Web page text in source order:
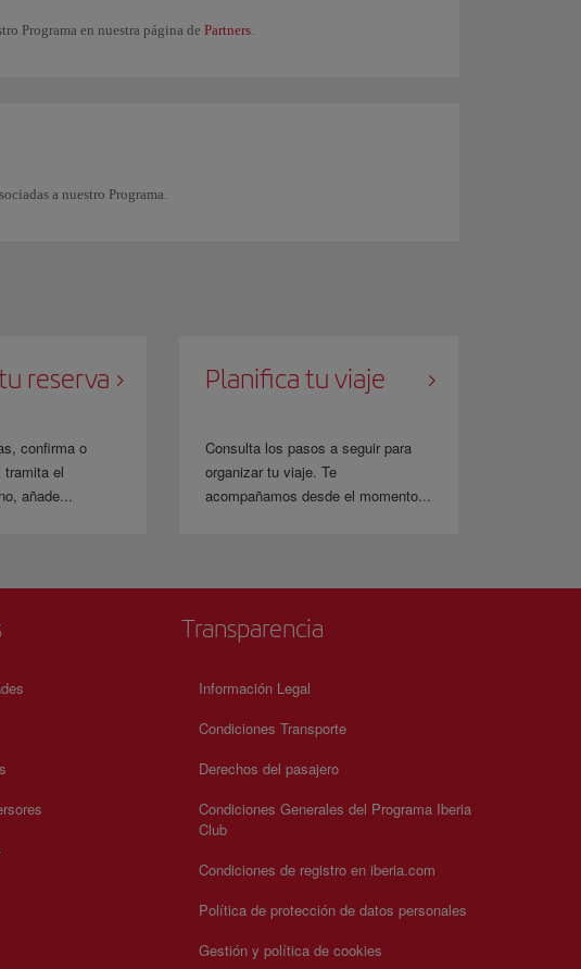
Programa en nuestra página de Partners.
a nuestro Programa.
reserva
confirma o
el
añade...
Planifica tu viaje
Consulta los pasos a seguir para
organizar tu viaje. Te
acompañamos desde el momento...
Transparencia
Información Legal
Condiciones Transporte
Derechos del pasajero
Condiciones Generales del Programa Iberia
Club
Condiciones de registro en iberia.com
Política de protección de datos personales
Gestión y política de cookies